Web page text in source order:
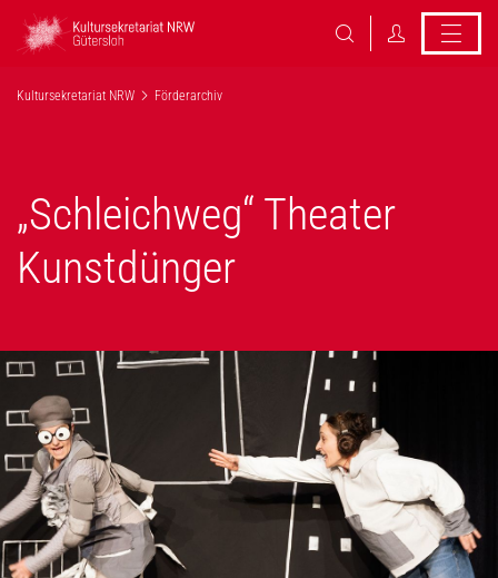
Kultursekretariat NRW Förderarchiv
„Schleichweg“ Theater
Kunstdünger